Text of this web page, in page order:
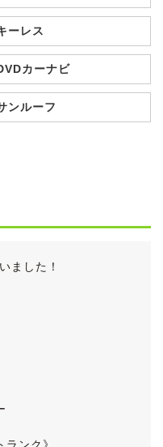
ーレス
カーナビ
ンルーフ
ました！